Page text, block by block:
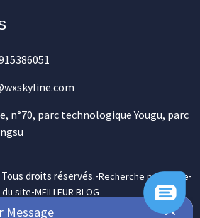
n°70, parc technologique Yougu, parc
droits réservés.-Recherche principale-
du site-MEILLEUR BLOG
Message